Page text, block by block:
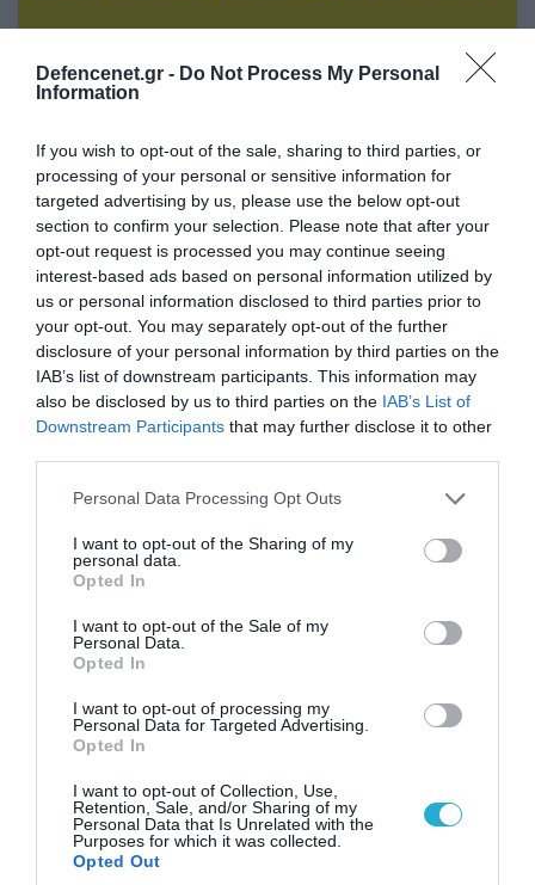
Defencenet.gr - Do Not Process My Personal
Information
If you wish to opt-out of the sale, sharing to third parties, or
processing of your personal or sensitive information for
targeted advertising by us, please use the below opt-out
section to confirm your selection. Please note that after your
opt-out request is processed you may continue seeing
interest-based ads based on personal information utilized by
us or personal information disclosed to third parties prior to
your opt-out. You may separately opt-out of the further
disclosure of your personal information by third parties on the
IAB’s list of downstream participants. This information may
also be disclosed by us to third parties on the IAB’s List of
Downstream Participants that may further disclose it to other
Please note that this website/app uses one or more Google
not limited to your visit or usage behaviour. You may click to
grant or deny consent to Google and its third-party tags to
use your data for below specified purposes in below Google
consent section.
Personal Data Processing Opt Outs
I want to opt-out of the Sharing of my
personal data.
Opted In
I want to opt-out of the Sale of my
Personal Data.
Opted In
I want to opt-out of processing my
Personal Data for Targeted Advertising.
Opted In
I want to opt-out of Collection, Use,
Retention, Sale, and/or Sharing of my
Personal Data that Is Unrelated with the
Purposes for which it was collected.
Opted Out
06.08.2026 | 21:02
Τελεσίγραφο του Ιράν στις χώρες του Κόλπου:
«Σταματήστε τον Τραμπ αλλιώς θα σας
χτυπήσουμε σκληρά»
06.08.2026 | 09:02
ΗΠΑ: Nέα στοιχεία για το περιστατικό με το
προεδρικό ελικόπτερο Marine One – Βρέθηκε
δίπλα σε επιβατικό αεροσκάφος